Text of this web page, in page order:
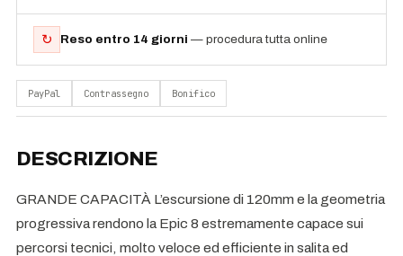
↻ Reso entro 14 giorni — procedura tutta online
PayPal Contrassegno Bonifico
DESCRIZIONE
GRANDE CAPACITÀ L’escursione di 120mm e la geometria
progressiva rendono la Epic 8 estremamente capace sui
percorsi tecnici, molto veloce ed efficiente in salita ed